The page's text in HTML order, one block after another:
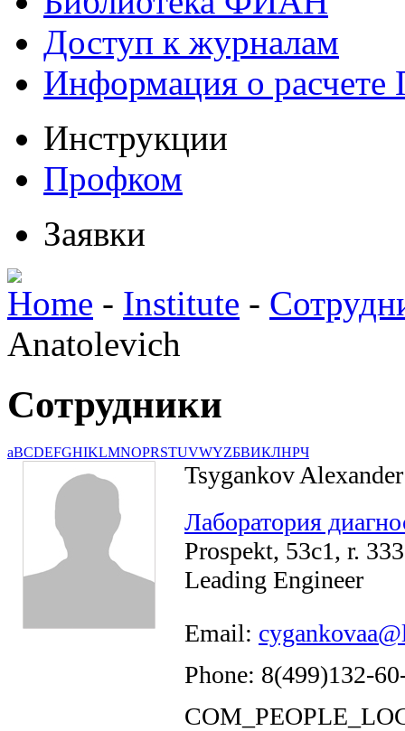
Доступ к журналам
Информация о
Инструкции
Профком
Заявки
Home - Institute -
Anatolevich
Сотрудники
aBCDEFGHIKLMNOPRSTUVWYZБВИКЛНРЧ
Tsygankov
Лаборатория
Prospekt, 53c1, r. 333
Leading Engineer
Email:
Phone: 8(499)132-